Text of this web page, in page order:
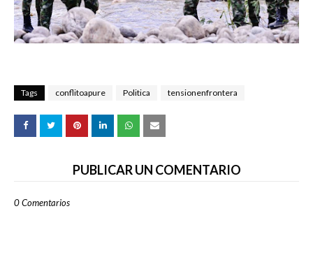
Tags conflitoapure Politica tensionenfrontera
PUBLICAR UN COMENTARIO
0 Comentarios